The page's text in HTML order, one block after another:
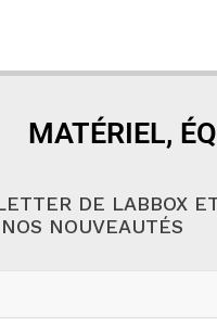
MATÉRIEL,
DE LABBOX
NOUVEAUTÉS